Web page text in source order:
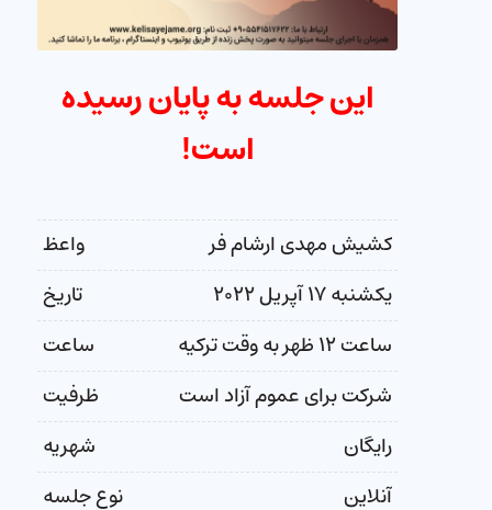
این جلسه به پایان رسیده
است!
واعظ
کشیش مهدی ارشام فر
تاریخ
یکشنبه ۱۷ آپریل ۲۰۲۲
ساعت
ساعت ۱۲ ظهر به وقت ترکیه
ظرفیت
شرکت برای عموم آزاد است
شهریه
رایگان
نوع جلسه
آنلاین